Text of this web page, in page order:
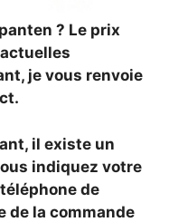
? Le prix
je vous renvoie
il existe un
indiquez votre
de
de la commande